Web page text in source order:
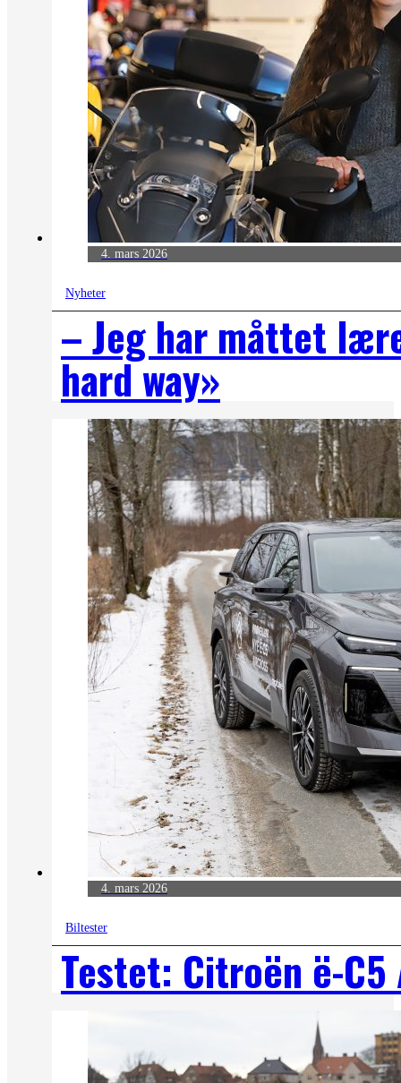
4. mars 2026
Nyheter
– Jeg har måttet
hard way»
4. mars 2026
Biltester
Testet: Citroën ë-